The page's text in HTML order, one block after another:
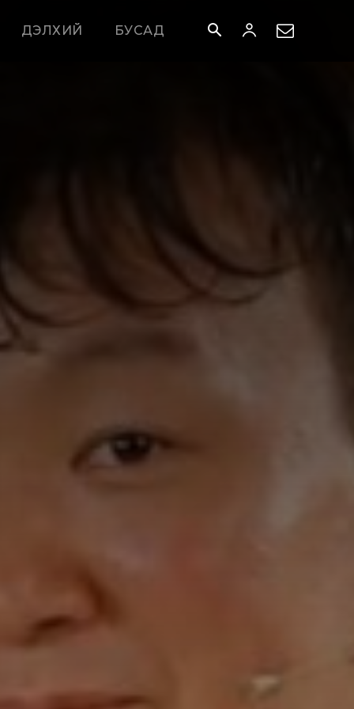
ДЭЛХИЙ БУСАД